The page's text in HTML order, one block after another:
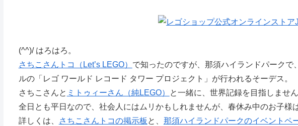
(^^)/ はろはろ。
さちこさんトコ（Let’s LEGO） で知ったのですが、那須ハイランドパークで
ルの「レゴ ワールド レコード タワー プロジェクト」が行われるそーデス。
さちこさんと ミトゥィーさん（純LEGO）
と一緒に、世界記録を目指しませ
全日とも平日なので、社会人にはムリかもしれませんが、春休み中のお子様
詳しくは、
さちこさんトコの掲示板 と、 那須ハイランドパークのイベントペ